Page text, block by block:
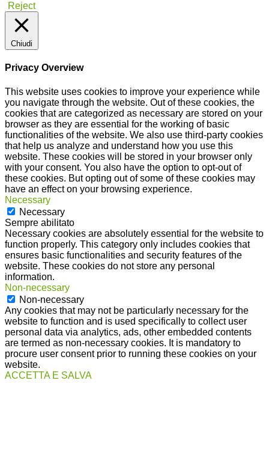
Reject
Chiudi
Privacy Overview
This website uses cookies to improve your experience while
you navigate through the website. Out of these cookies, the
cookies that are categorized as necessary are stored on your
browser as they are essential for the working of basic
functionalities of the website. We also use third-party cookies
that help us analyze and understand how you use this
website. These cookies will be stored in your browser only
with your consent. You also have the option to opt-out of
these cookies. But opting out of some of these cookies may
have an effect on your browsing experience.
Necessary
Necessary
Sempre abilitato
Necessary cookies are absolutely essential for the website to
function properly. This category only includes cookies that
ensures basic functionalities and security features of the
website. These cookies do not store any personal
information.
Non-necessary
Non-necessary
Any cookies that may not be particularly necessary for the
website to function and is used specifically to collect user
personal data via analytics, ads, other embedded contents
are termed as non-necessary cookies. It is mandatory to
procure user consent prior to running these cookies on your
website.
ACCETTA E SALVA